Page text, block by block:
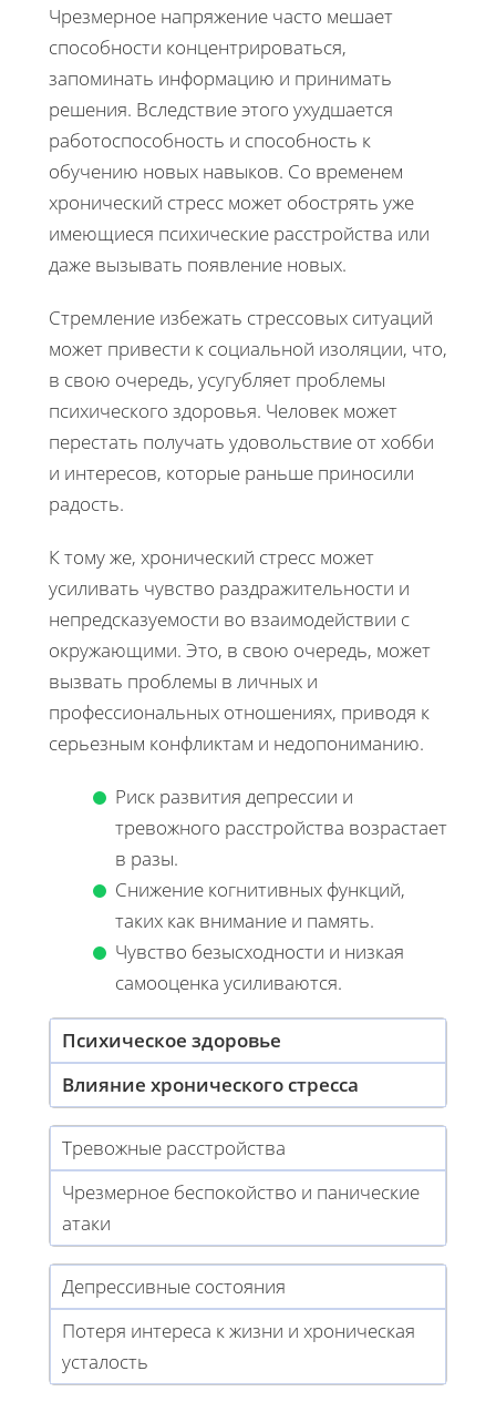
Чрезмерное напряжение часто мешает
способности концентрироваться,
запоминать информацию и принимать
решения. Вследствие этого ухудшается
работоспособность и способность к
обучению новых навыков. Со временем
хронический стресс может обострять уже
имеющиеся психические расстройства или
даже вызывать появление новых.
Стремление избежать стрессовых ситуаций
может привести к социальной изоляции, что,
в свою очередь, усугубляет проблемы
психического здоровья. Человек может
перестать получать удовольствие от хобби
и интересов, которые раньше приносили
радость.
К тому же, хронический стресс может
усиливать чувство раздражительности и
непредсказуемости во взаимодействии с
окружающими. Это, в свою очередь, может
вызвать проблемы в личных и
профессиональных отношениях, приводя к
серьезным конфликтам и недопониманию.
Риск развития депрессии и
тревожного расстройства возрастает
в разы.
Снижение когнитивных функций,
таких как внимание и память.
Чувство безысходности и низкая
самооценка усиливаются.
Психическое здоровье
Влияние хронического стресса
Тревожные расстройства
Чрезмерное беспокойство и панические
атаки
Депрессивные состояния
Потеря интереса к жизни и хроническая
усталость